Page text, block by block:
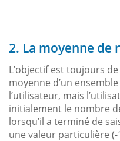
2. La moyenne de
L’objectif est toujours
moyenne d’un
l’utilisateur, mais
initialement le nombre
lorsqu’il a terminé de
une valeur particulière